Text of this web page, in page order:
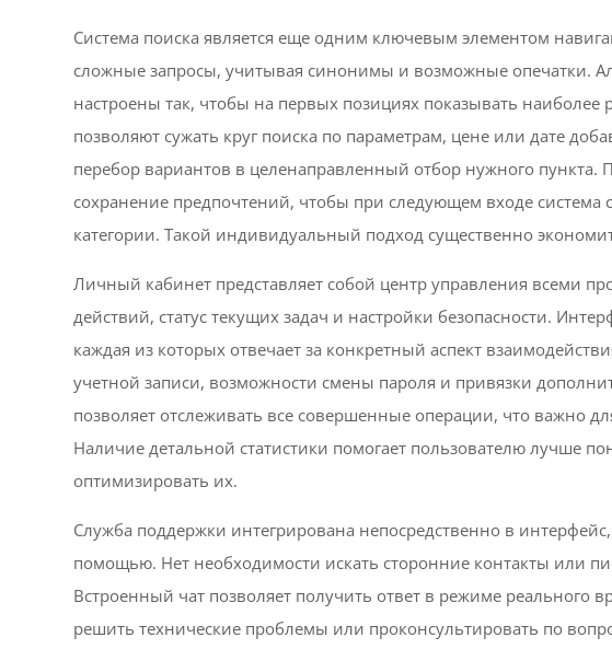
Система поиска является еще одним ключевым элементом
сложные запросы, учитывая синонимы и возможные опечатки.
настроены так, чтобы на первых позициях показывать
позволяют сужать круг поиска по параметрам, цене или дате
перебор вариантов в целенаправленный отбор нужного пункта.
сохранение предпочтений, чтобы при следующем входе система
категории. Такой индивидуальный подход существенно
Личный кабинет представляет собой центр управления всеми
действий, статус текущих задач и настройки безопасности.
каждая из которых отвечает за конкретный аспект
учетной записи, возможности смены пароля и привязки
позволяет отслеживать все совершенные операции, что важно
Наличие детальной статистики помогает пользователю лучше
оптимизировать их.
Служба поддержки интегрирована непосредственно в
помощью. Нет необходимости искать сторонние контакты или
Встроенный чат позволяет получить ответ в режиме реального
решить технические проблемы или проконсультировать по